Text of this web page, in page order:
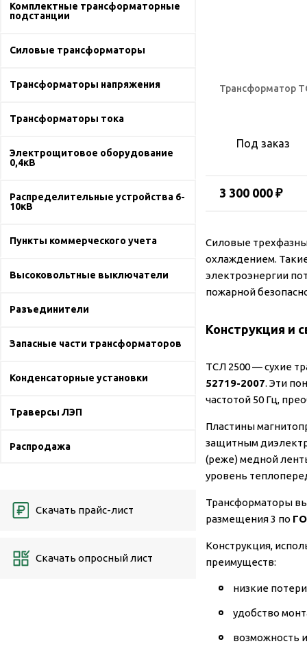
Комплектные трансформаторные
подстанции
Силовые трансформаторы
Трансформаторы напряжения
Трансформаторы тока
Электрощитовое оборудование
0,4кВ
Распределительные устройства 6-
10кВ
Пункты коммерческого учета
Высоковольтные выключатели
Разъединители
Запасные части трансформаторов
Конденсаторные установки
Траверсы ЛЭП
Распродажа
Скачать прайс-лист
Скачать опросный лист
Трансформатор
Под заказ
3 300 000 ₽
Силовые
охлаждением.
электроэнергии
пожарной
Конструкция и
ТСЛ 2500 — сухие
52719-2007. Эти
частотой 50 Гц,
Пластины
защитным
(реже) медной
уровень
Трансформаторы
размещения 3 по
Конструкция,
преимуществ:
низкие
удобство
возможность